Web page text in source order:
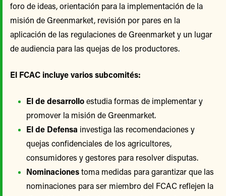
foro de ideas, orientación para la implementación de la
misión de Greenmarket, revisión por pares en la
aplicación de las regulaciones de Greenmarket y un lugar
de audiencia para las quejas de los productores.
El FCAC incluye varios subcomités:
El de desarrolloestudia formas de implementar y
promover la misión de Greenmarket.
El de Defensa investiga las recomendaciones y
quejas confidenciales de los agricultores,
consumidores y gestores para resolver disputas.
Nominacionestoma medidas para garantizar que las
nominaciones para ser miembro del FCAC reflejen la